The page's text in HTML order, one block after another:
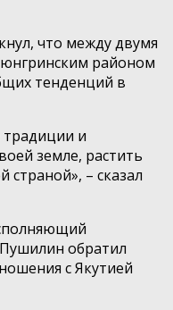
что между двумя
районом
тенденций в
и
земле, растить
страной», – сказал
обратил
с Якутией